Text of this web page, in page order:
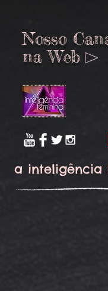
Nosso
naWeb
a inteligência